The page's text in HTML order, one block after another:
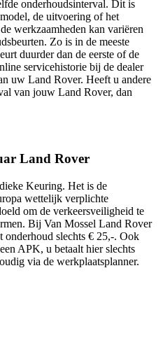
onderhoudsinterval. Dit is
de uitvoering of het
werkzaamheden kan variëren
Zo is in de meeste
duurder dan de eerste of de
servicehistorie bij de dealer
uw Land Rover. Heeft u andere
van jouw Land Rover, dan
Land Rover
Keuring. Het is de
wettelijk verplichte
om de verkeersveiligheid te
Bij Van Mossel Land Rover
onderhoud slechts € 25,-. Ook
APK, u betaalt hier slechts
via de werkplaatsplanner.